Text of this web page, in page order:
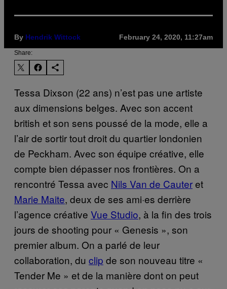
By Hendrik Wittock February 24, 2020, 11:27am
Share:
Tessa Dixson (22 ans) n’est pas une artiste
aux dimensions belges. Avec son accent
british et son sens poussé de la mode, elle a
l’air de sortir tout droit du quartier londonien
de Peckham. Avec son équipe créative, elle
compte bien dépasser nos frontières. On a
rencontré Tessa avec Nils Van de Cauteret
Marie Maite, deux de ses ami·es derrière
l’agence créative Vue Studio, à la fin des trois
jours de shooting pour « Genesis », son
premier album. On a parlé de leur
collaboration, du clip de son nouveau titre «
Tender Me » et de la manière dont on peut